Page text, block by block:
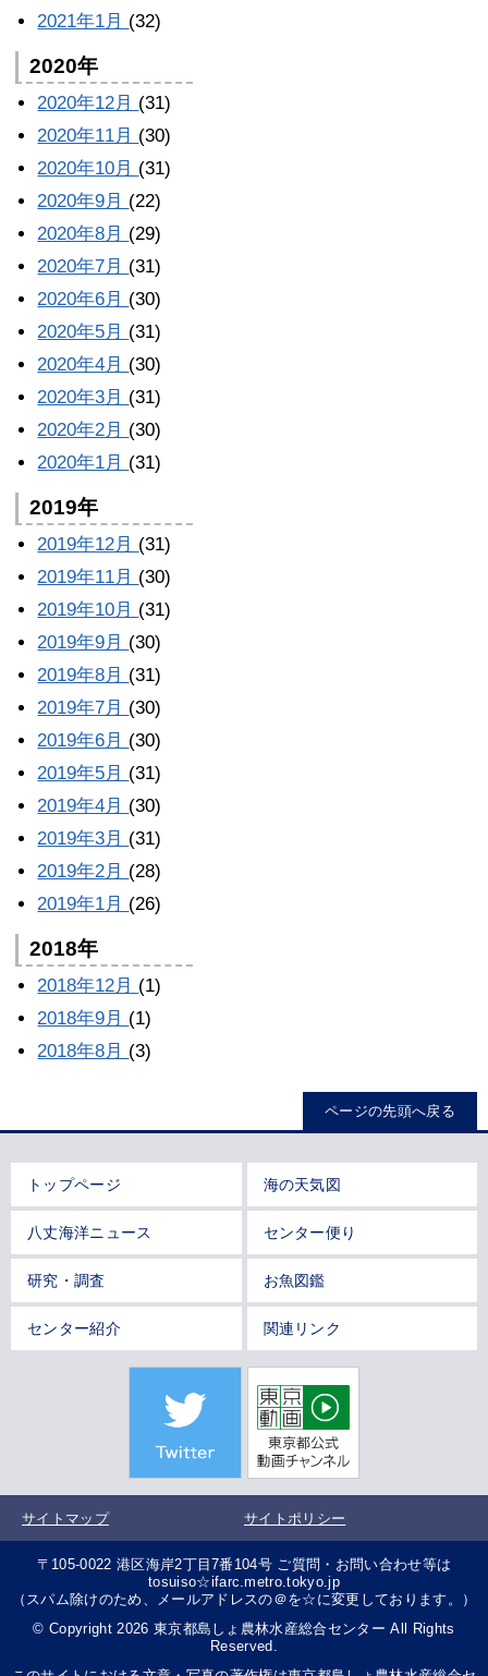
2021年1月 (32)
2020年
2020年12月 (31)
2020年11月 (30)
2020年10月 (31)
2020年9月 (22)
2020年8月 (29)
2020年7月 (31)
2020年6月 (30)
2020年5月 (31)
2020年4月 (30)
2020年3月 (31)
2020年2月 (30)
2020年1月 (31)
2019年
2019年12月 (31)
2019年11月 (30)
2019年10月 (31)
2019年9月 (30)
2019年8月 (31)
2019年7月 (30)
2019年6月 (30)
2019年5月 (31)
2019年4月 (30)
2019年3月 (31)
2019年2月 (28)
2019年1月 (26)
2018年
2018年12月 (1)
2018年9月 (1)
2018年8月 (3)
ページの先頭へ戻る
トップページ 海の天気図
八丈海洋ニュース センター便り
研究・調査 お魚図鑑
センター紹介 関連リンク
サイトマップ サイトポリシー
〒105-0022 港区海岸2丁目7番104号 ご質問・お問い合わせ等は
tosuiso☆ifarc.metro.tokyo.jp
（スパム除けのため、メールアドレスの＠を☆に変更しております。）
© Copyright 2026 東京都島しょ農林水産総合センター All Rights
Reserved.